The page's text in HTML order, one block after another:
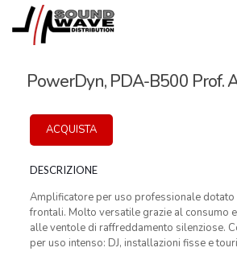
PowerDyn, PDA-B500 Prof.
ACQUISTA
DESCRIZIONE
Amplificatore per uso professionale
frontali. Molto versatile grazie al consumo
alle ventole di raffreddamento silenziose.
per uso intenso: DJ, installazioni fisse e